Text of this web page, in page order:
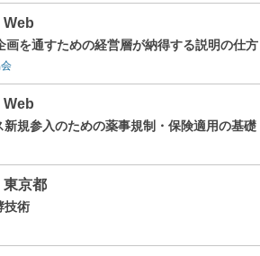
Web
画を通すための経営層が納得する説明の仕
Web
新規参入のための薬事規制・保険適用の基礎
東京都
技術